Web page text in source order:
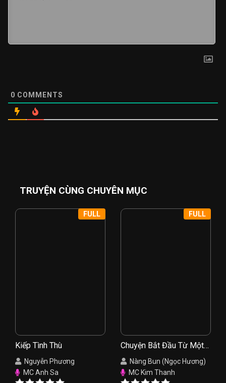
0 COMMENTS
TRUYỆN CÙNG CHUYÊN MỤC
Kiếp Tình Thù
Nguyễn Phương
MC Anh Sa
FULL
Chuyện Bắt Đầu Từ Một
Nụ Hồng
Nàng Bun (Ngọc Hương)
MC Kim Thanh
FULL